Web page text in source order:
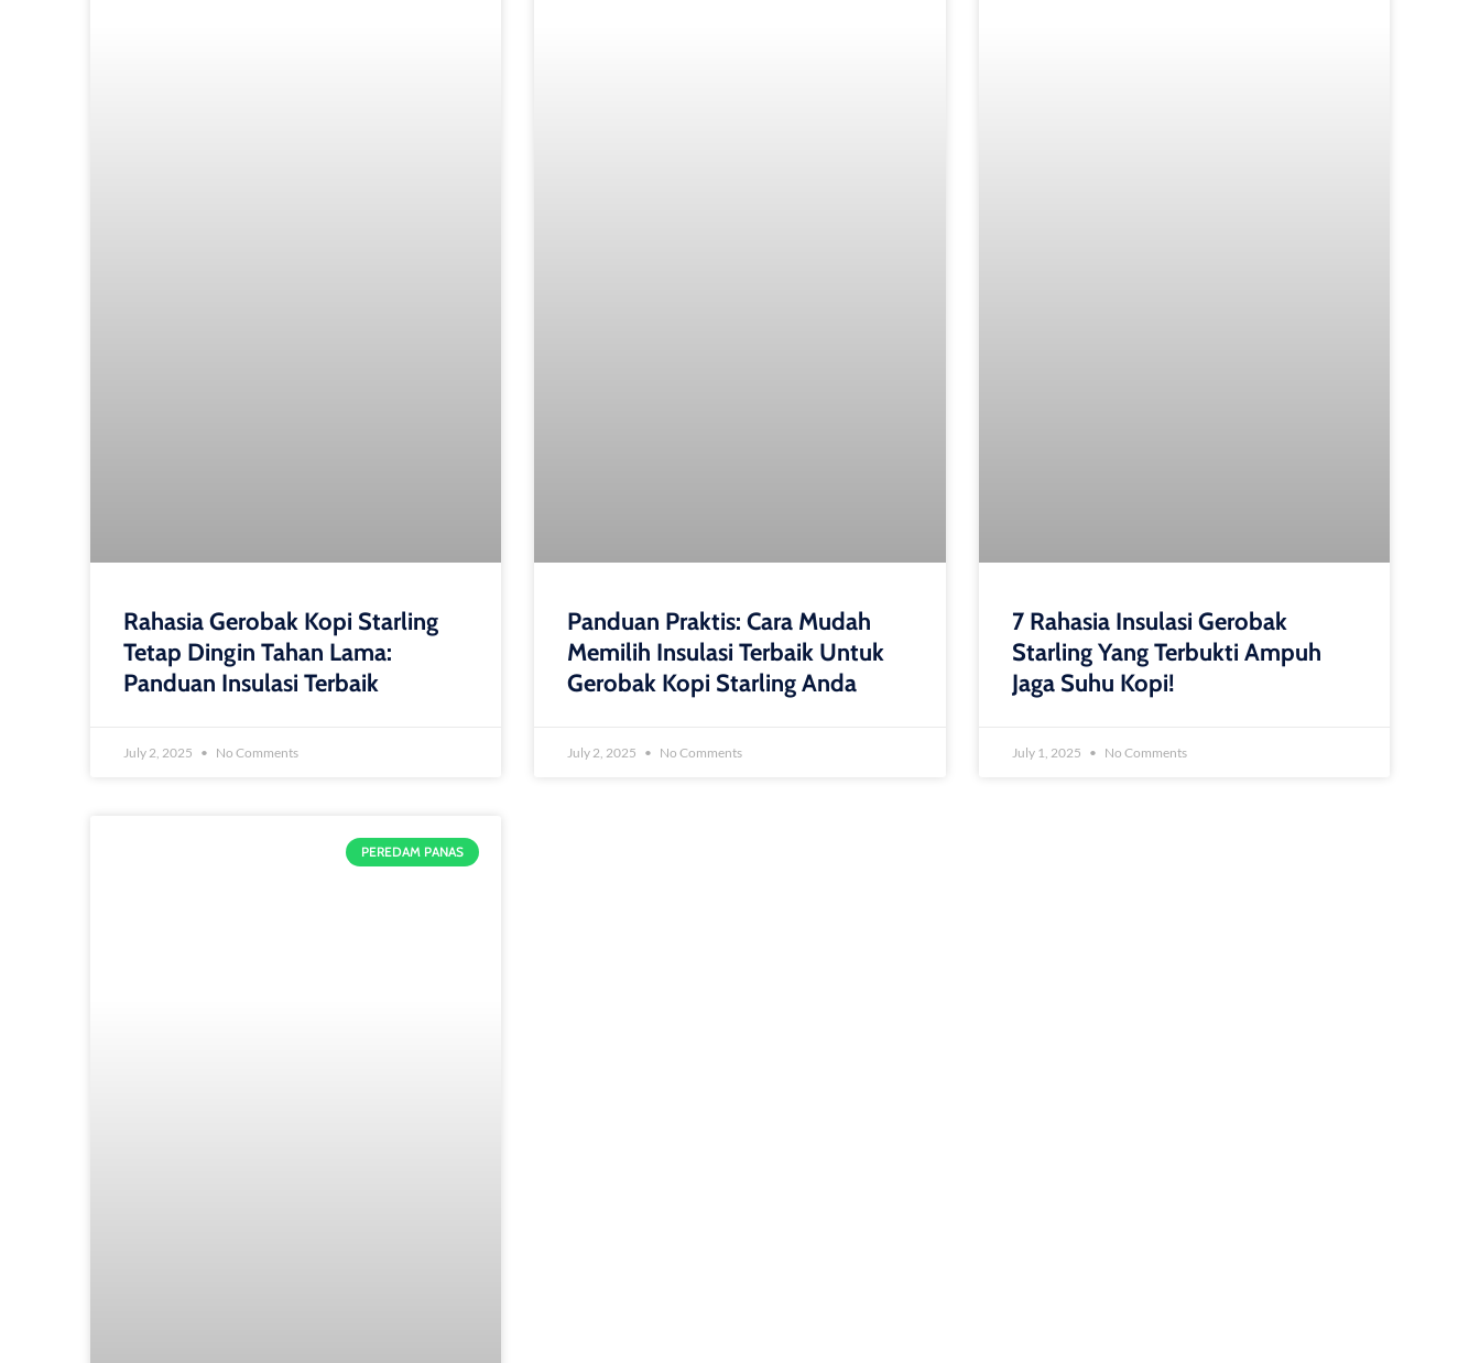
Rahasia Gerobak Kopi Starling
Tetap Dingin Tahan Lama:
Panduan Insulasi Terbaik
July 2, 2025 No Comments
Panduan Praktis: Cara Mudah
Memilih Insulasi Terbaik Untuk
Gerobak Kopi Starling Anda
July 2, 2025 No Comments
7 Rahasia Insulasi Gerobak
Starling Yang Terbukti Ampuh
Jaga Suhu Kopi!
July 1, 2025 No Comments
PEREDAM PANAS